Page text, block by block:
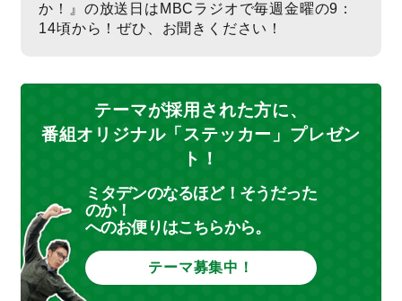
か！』の放送日はMBCラジオで毎週金曜の9：
14頃から！ぜひ、お聞きください！
テーマが採用された方に、
番組オリジナル「ステッカー」プレゼン
ト！
ミタデンのなるほど！そうだった
のか！
へのお便りはこちらから。
テーマ募集中！